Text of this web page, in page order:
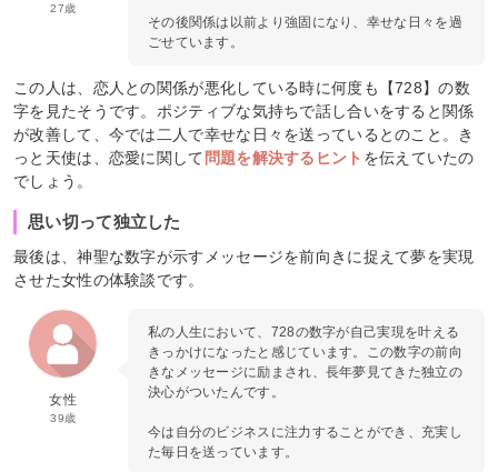
27歳
その後関係は以前より強固になり、幸せな日々を過
ごせています。
この人は、恋人との関係が悪化している時に何度も【728】の数
字を見たそうです。ポジティブな気持ちで話し合いをすると関係
が改善して、今では二人で幸せな日々を送っているとのこと。き
っと天使は、恋愛に関して 問題を解決するヒント を伝えていたの
でしょう。
思い切って独立した
最後は、神聖な数字が示すメッセージを前向きに捉えて夢を実現
させた女性の体験談です。
女性
39歳
私の人生において、728の数字が自己実現を叶える
きっかけになったと感じています。この数字の前向
きなメッセージに励まされ、長年夢見てきた独立の
決心がついたんです。
今は自分のビジネスに注力することができ、充実し
た毎日を送っています。